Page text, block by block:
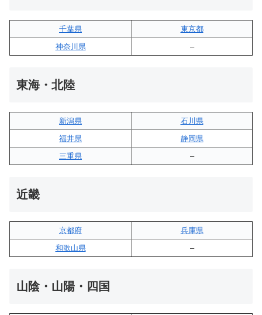
千葉県
東京都
神奈川県
–
東海・北陸
新潟県
石川県
福井県
静岡県
三重県
–
近畿
京都府
兵庫県
和歌山県
–
山陰・山陽・四国